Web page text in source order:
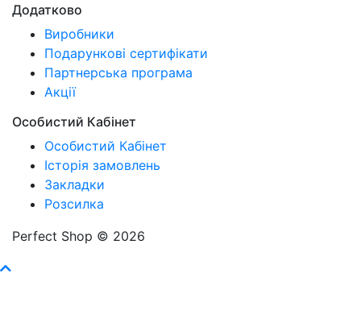
Додатково
Виробники
Подарункові сертифікати
Партнерська програма
Акції
Особистий Кабінет
Особистий Кабінет
Історія замовлень
Закладки
Розсилка
Perfect Shop © 2026